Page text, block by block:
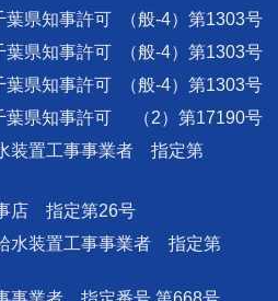
葉県知事許可
（般-4）第1303号
葉県知事許可
（般-4）第1303号
葉県知事許可
（般-4）第1303号
葉県知事許可
（2）第17190号
装置工事事業者 指定第
店 指定第26号
水装置工事事業者 指定第